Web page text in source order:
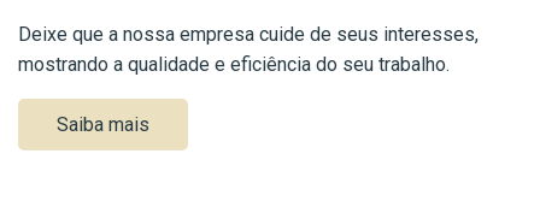
Deixe que a nossa empresa cuide de seus interesses,
mostrando a qualidade e eficiência do seu trabalho.
Saiba mais